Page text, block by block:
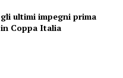
ultimi impegni prima
Coppa Italia